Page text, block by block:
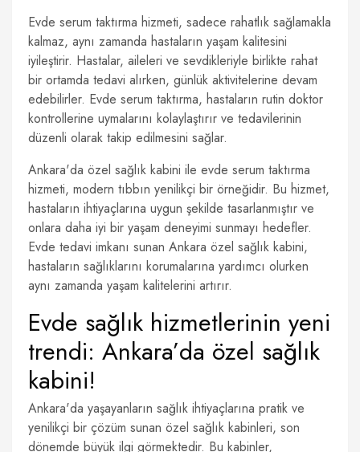
Evde serum taktırma hizmeti, sadece rahatlık sağlamakla
kalmaz, aynı zamanda hastaların yaşam kalitesini
iyileştirir. Hastalar, aileleri ve sevdikleriyle birlikte rahat
bir ortamda tedavi alırken, günlük aktivitelerine devam
edebilirler. Evde serum taktırma, hastaların rutin doktor
kontrollerine uymalarını kolaylaştırır ve tedavilerinin
düzenli olarak takip edilmesini sağlar.
Ankara'da özel sağlık kabini ile evde serum taktırma
hizmeti, modern tıbbın yenilikçi bir örneğidir. Bu hizmet,
hastaların ihtiyaçlarına uygun şekilde tasarlanmıştır ve
onlara daha iyi bir yaşam deneyimi sunmayı hedefler.
Evde tedavi imkanı sunan Ankara özel sağlık kabini,
hastaların sağlıklarını korumalarına yardımcı olurken
aynı zamanda yaşam kalitelerini artırır.
Evde sağlık hizmetlerinin yeni
trendi: Ankara’da özel sağlık
kabini!
Ankara'da yaşayanların sağlık ihtiyaçlarına pratik ve
yenilikçi bir çözüm sunan özel sağlık kabinleri, son
dönemde büyük ilgi görmektedir. Bu kabinler,